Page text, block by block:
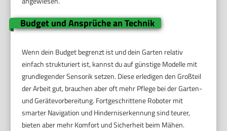
Budget und Ansprüche an Technik
Wenn dein Budget begrenzt ist und dein Garten relativ
einfach strukturiert ist, kannst du auf günstige Modelle mit
grundlegender Sensorik setzen. Diese erledigen den Großteil
der Arbeit gut, brauchen aber oft mehr Pflege bei der Garten-
und Gerätevorbereitung. Fortgeschrittene Roboter mit
smarter Navigation und Hinderniserkennung sind teurer,
bieten aber mehr Komfort und Sicherheit beim Mähen.